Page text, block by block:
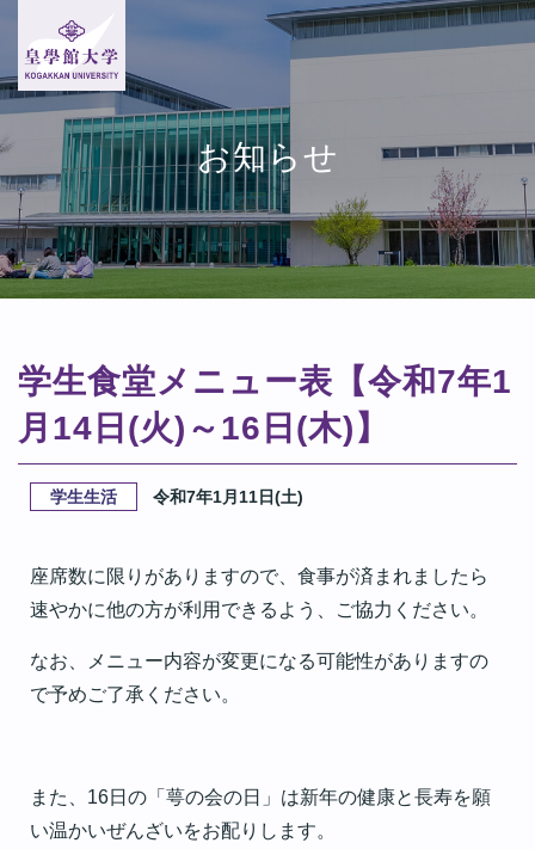
お知らせ
学生食堂メニュー表【令和7年1
月14日(火)～16日(木)】
学生生活 令和7年1月11日(土)
座席数に限りがありますので、食事が済まれましたら
速やかに他の方が利用できるよう、ご協力ください。
なお、メニュー内容が変更になる可能性がありますの
で予めご了承ください。
また、16日の「萼の会の日」は新年の健康と長寿を願
い温かいぜんざいをお配りします。